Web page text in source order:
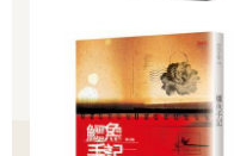
用語言賦予它們長短不一
部分，把世界形塑成我越
我滿滿的詞彙做為為生活
活，給予我理由貼近自己
《日花閃爍》是我第一本